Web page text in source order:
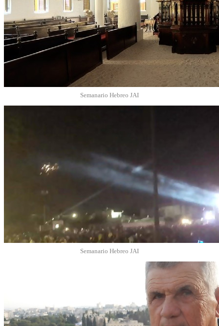
Semanario Hebreo JAI
Semanario Hebreo JAI